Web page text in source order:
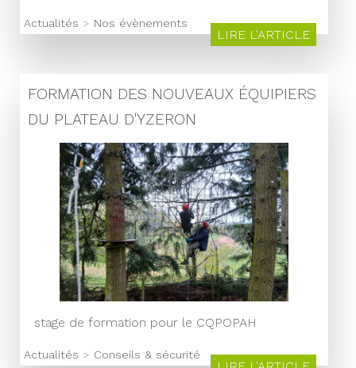
Actualités > Nos évènements
LIRE L'ARTICLE
FORMATION DES NOUVEAUX ÉQUIPIERS
DU PLATEAU D'YZERON
stage de formation pour le CQPOPAH
Actualités > Conseils & sécurité